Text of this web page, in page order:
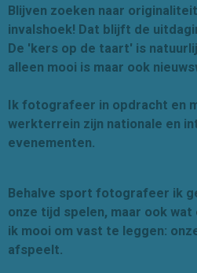
Blijven zoeken naar
invalshoek! Dat blijft de
De 'kers op de taart' is
alleen mooi is maar ook
Ik fotografeer in opdracht en
werkterrein zijn nationale en
Behalve sport fotografeer ik
onze tijd spelen, maar ook
ik mooi om vast te leggen:
afspeelt.